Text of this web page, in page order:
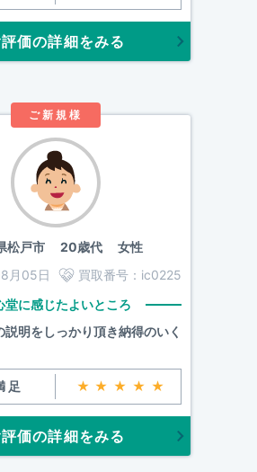
価の詳細をみる
ご新規様
松戸市20歳代 女性
月05日
買取番号： ic0225
堂に感じたよいところ
説明をしっかり頂き納得のいく
足 ★★★★★
価の詳細をみる